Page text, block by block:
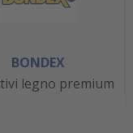
BONDEX
legno premium